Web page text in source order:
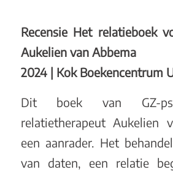
Recensie Het relatieboek
Aukelien van Abbema
2024 | Kok Boekencentrum
Dit boek van GZ-
relatietherapeut Aukelien
een aanrader. Het
van daten, een relatie